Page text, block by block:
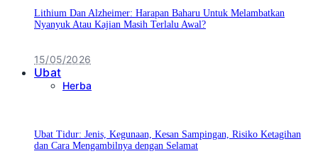
Lithium Dan Alzheimer: Harapan Baharu Untuk Melambatkan
Nyanyuk Atau Kajian Masih Terlalu Awal?
15/05/2026
Ubat
Herba
Ubat Tidur: Jenis, Kegunaan, Kesan Sampingan, Risiko Ketagihan
dan Cara Mengambilnya dengan Selamat